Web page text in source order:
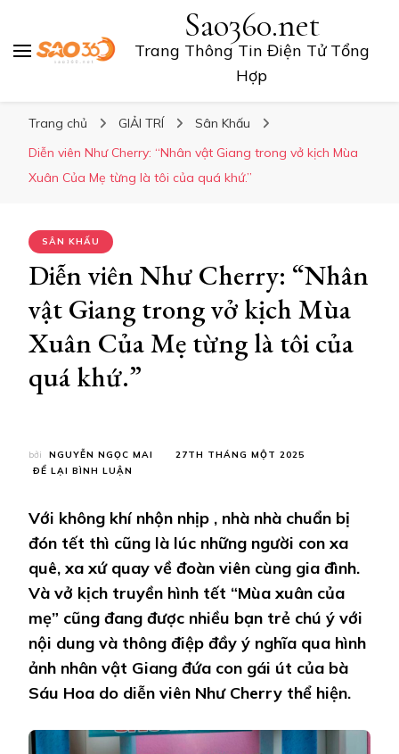
Sao360.net
Trang Thông Tin Điện Tử Tổng
Hợp
Trang chủ GIẢI TRÍ
Sân Khấu
Diễn viên Như Cherry: “Nhân vật Giang trong vở kịch Mùa
Xuân Của Mẹ từng là tôi của quá khứ.”
SÂN KHẤU
Diễn viên Như Cherry: “Nhân
vật Giang trong vở kịch Mùa
Xuân Của Mẹ từng là tôi của
quá khứ.”
bởi NGUYỄN NGỌC MAI
27TH THÁNG MỘT 2025
ĐỂ LẠI BÌNH LUẬN
NHƯ
“NHÂN
VẬT
TRONG
VỞ
KỊCH
MÙA
XUÂN
MẸ
Với không khí nhộn nhịp , nhà nhà chuẩn bị
đón tết thì cũng là lúc những người con xa
quê, xa xứ quay về đoàn viên cùng gia đình.
Và vở kịch truyền hình tết “Mùa xuân của
mẹ” cũng đang được nhiều bạn trẻ chú ý với
nội dung và thông điệp đầy ý nghĩa qua hình
ảnh nhân vật Giang đứa con gái út của bà
Sáu Hoa do diễn viên Như Cherry thể hiện.